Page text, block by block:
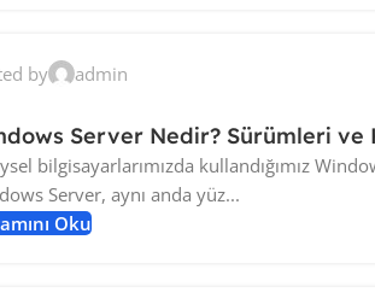
by admin
Server Nedir? Sürümleri ve
bilgisayarlarımızda kullandığımız
Server, aynı anda yüz...
Oku